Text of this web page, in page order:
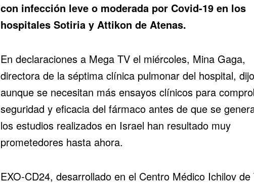
con infección leve o moderada por Covid-19 en los
hospitales Sotiria y Attikon de Atenas.
En declaraciones a Mega TV el miércoles, Mina Gaga,
directora de la séptima clínica pulmonar del hospital,
aunque se necesitan más ensayos clínicos para
seguridad y eficacia del fármaco antes de que se
los estudios realizados en Israel han resultado muy
prometedores hasta ahora.
EXO-CD24, desarrollado en el Centro Médico Ichilov de